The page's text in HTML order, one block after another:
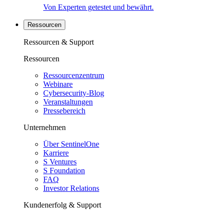
Von Experten getestet und bewährt.
Ressourcen
Ressourcen & Support
Ressourcen
Ressourcenzentrum
Webinare
Cybersecurity-Blog
Veranstaltungen
Pressebereich
Unternehmen
Über SentinelOne
Karriere
S Ventures
S Foundation
FAQ
Investor Relations
Kundenerfolg & Support